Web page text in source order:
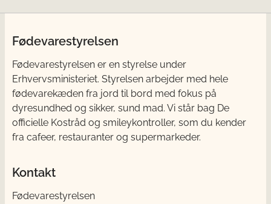
Fødevarestyrelsen
Fødevarestyrelsen er en styrelse under
Erhvervsministeriet. Styrelsen arbejder med hele
fødevarekæden fra jord til bord med fokus på
dyresundhed og sikker, sund mad. Vi står bag De
officielle Kostråd og smileykontroller, som du kender
fra cafeer, restauranter og supermarkeder.
Kontakt
Fødevarestyrelsen